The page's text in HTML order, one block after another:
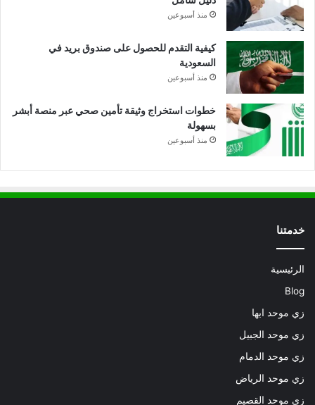
منذ أسبوعين
كيفية التقدم للحصول على صندوق بريد في
السعودية
منذ أسبوعين
خطوات استخراج وثيقة تأمين صحي عبر منصة أبشر
بسهولة
منذ أسبوعين
خدمتنا
الرئيسية
Blog
زي موحد ابها
زي موحد الجبيل
زي موحد الدمام
زي موحد الرياض
زي موحد القصيم